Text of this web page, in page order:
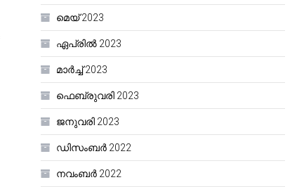
മെയ്‌ 2023
ഏപ്രിൽ 2023
മാർച്ച്‌ 2023
ഫെബ്രുവരി 2023
ജനുവരി 2023
ഡിസംബർ 2022
നവംബർ 2022